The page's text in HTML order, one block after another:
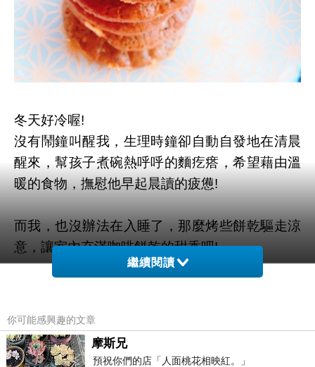
冬天好冷喔!
沒有鬧鐘叫醒我，生理時鐘卻自動自發地在清晨
醒來，幫孩子煮碗熱呼呼的麵疙瘩，希望藉由溫
暖的食物，撫慰他早起晨讀的疲憊!
而我，也沒辦法在入睡了，那麼烤些餅乾驅走涼
意，讓室內充滿咖啡餅乾的甜香吧!
繼續閱讀
你可能感興趣的文章
摩斯兄
預祝你們的店「人面桃花相映紅。」